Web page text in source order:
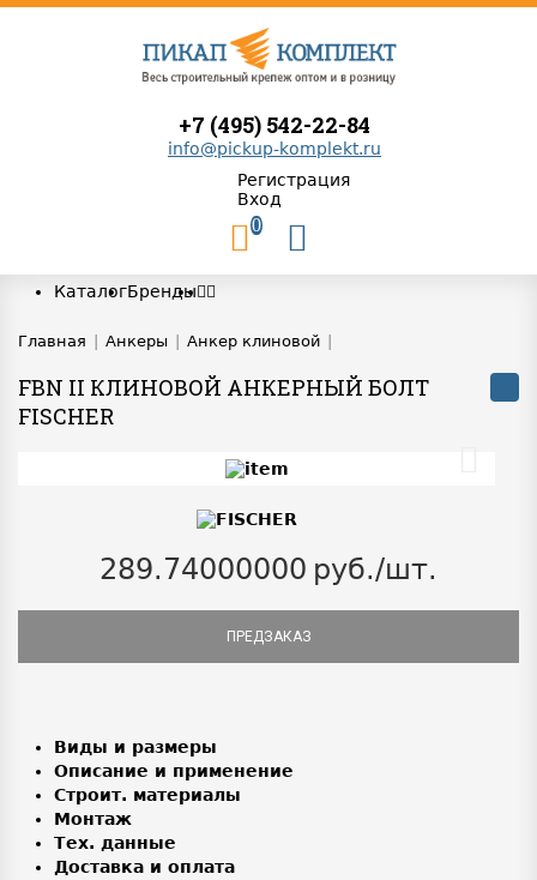
+7 (495) 542-22-84
info@pickup-komplekt.ru
Регистрация
Вход
0
КаталогБренды
Главная Анкеры Анкер клиновой
FBN II КЛИНОВОЙ АНКЕРНЫЙ БОЛТ
FISCHER
289.74000000 руб./шт.
ПРЕДЗАКАЗ
Виды и размеры
Описание и применение
Строит. материалы
Монтаж
Тех. данные
Доставка и оплата